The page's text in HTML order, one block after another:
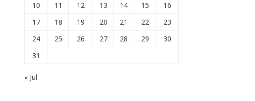
10
11 12 13 14 15
16
17
18 19 20 21 22
23
24
25 26 27 28 29
30
31
« Jul